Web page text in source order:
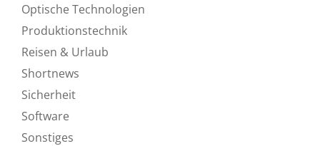
Optische Technologien
Produktionstechnik
Reisen & Urlaub
Shortnews
Sicherheit
Software
Sonstiges